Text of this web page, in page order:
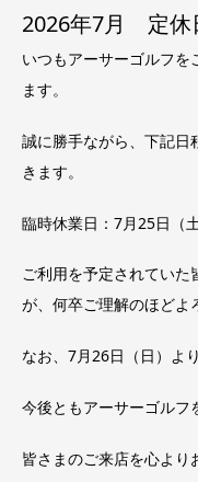
2026年7月 定休
いつもアーサーゴルフ
ます。
誠に勝手ながら、下記日
きます。
臨時休業日：7月25日（土
ご利用を予定されていた
が、何卒ご理解のほどよ
なお、7月26日（日）よ
今後ともアーサーゴルフ
皆さまのご来店を心より